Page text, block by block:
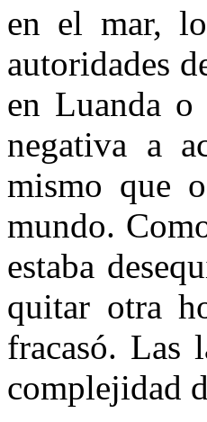
en el mar,
autoridades
en Luanda
negativa a
mismo que
mundo.
estaba
quitar otra
fracasó. Las
complejidad